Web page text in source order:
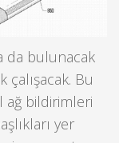
da bulunacak
çalışacak. Bu
ağ bildirimleri
yer